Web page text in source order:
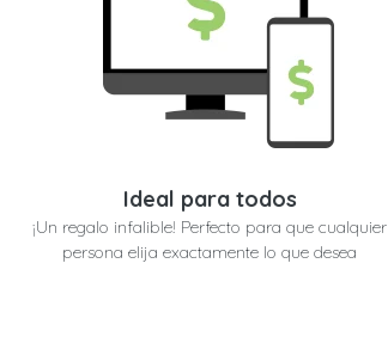
Ideal para todos
¡Un regalo infalible! Perfecto para que cualquier
persona elija exactamente lo que desea